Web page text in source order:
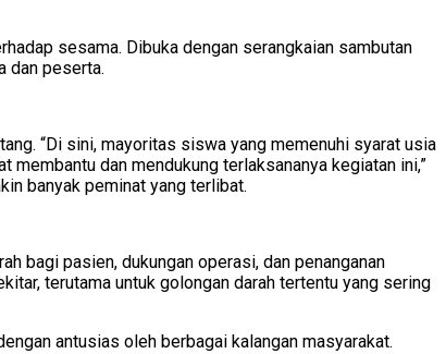
sesama. Dibuka dengan serangkaian sambutan
dan peserta.
“Di sini, mayoritas siswa yang memenuhi syarat usia
dan mendukung terlaksananya kegiatan ini,”
banyak peminat yang terlibat.
bagi pasien, dukungan operasi, dan penanganan
terutama untuk golongan darah tertentu yang sering
antusias oleh berbagai kalangan masyarakat.